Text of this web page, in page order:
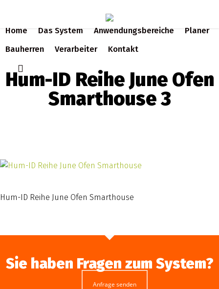
main
content
Home Das System Anwendungsbereiche
Planer
Bauherren
Verarbeiter Kontakt
Hum-ID Reihe June Ofen
Smarthouse 3
Hum-ID Reihe June Ofen Smarthouse
Sie haben Fragen zum System?
Anfrage senden